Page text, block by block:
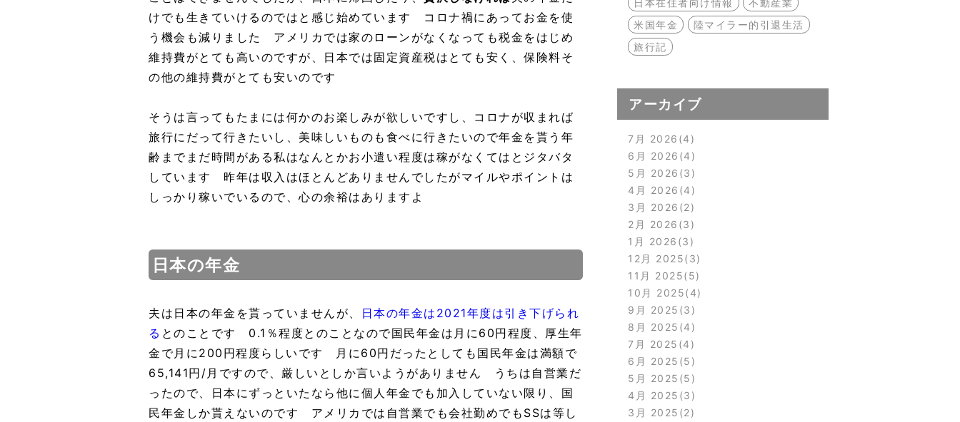
けでも生きていけるのではと感じ始めています コロナ禍にあってお金を使
う機会も減りました アメリカでは家のローンがなくなっても税金をはじめ
維持費がとても高いのですが、日本では固定資産税はとても安く、保険料そ
の他の維持費がとても安いのです
そうは言ってもたまには何かのお楽しみが欲しいですし、コロナが収まれば
旅行にだって行きたいし、美味しいものも食べに行きたいので年金を貰う年
齢までまだ時間がある私はなんとかお小遣い程度は稼がなくてはとジタバタ
しています 昨年は収入はほとんどありませんでしたがマイルやポイントは
しっかり稼いでいるので、心の余裕はありますよ
日本の年金
夫は日本の年金を貰っていませんが、
日本の年金は2021年度は引き下げられ
る とのことです 0.1％程度とのことなので国民年金は月に60円程度、厚生年
金で月に200円程度らしいです 月に60円だったとしても国民年金は満額で
65,141円/月ですので、厳しいとしか言いようがありません うちは自営業だ
ったので、日本にずっといたなら他に個人年金でも加入していない限り、国
民年金しか貰えないのです アメリカでは自営業でも会社勤めでもSSは等し
日本在住者向け情報
不動産業
米国年金
陸マイラー的引退生活
旅行記
アーカイブ
7月 2026 4
6月 2026 4
5月 2026 3
4月 2026 4
3月 2026 2
2月 2026 3
1月 2026 3
12月 2025 3
11月 2025 5
10月 2025 4
9月 2025 3
8月 2025 4
7月 2025 4
6月 2025 5
5月 2025 5
4月 2025 3
3月 2025 2